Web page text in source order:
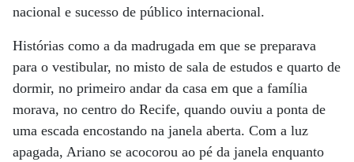
nacional e sucesso de público internacional.
Histórias como a da madrugada em que se preparava
para o vestibular, no misto de sala de estudos e quarto de
dormir, no primeiro andar da casa em que a família
morava, no centro do Recife, quando ouviu a ponta de
uma escada encostando na janela aberta. Com a luz
apagada, Ariano se acocorou ao pé da janela enquanto